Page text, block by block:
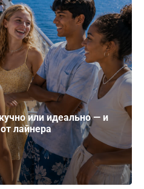
или идеально — и
лайнера